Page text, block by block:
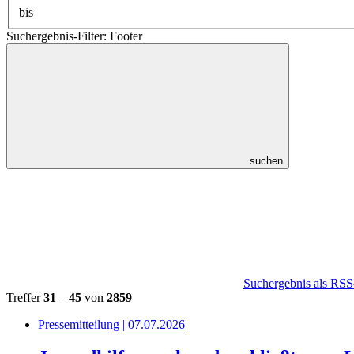
bis
Suchergebnis-Filter: Footer
suchen
Suchergebnis als
Treffer31 – 45 von 2859
Pressemitteilung | 07.07.2026